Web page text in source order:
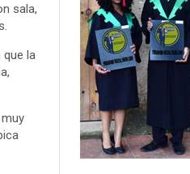
sala,
que la